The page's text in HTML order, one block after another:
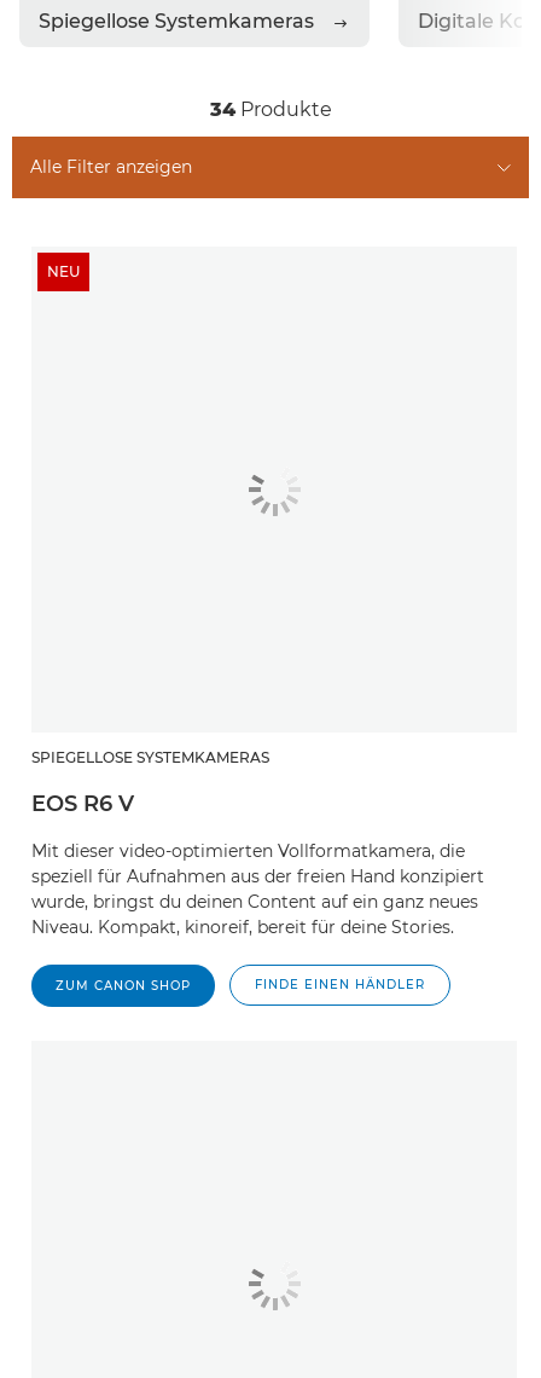
Spiegellose Systemkameras Digitale
34 Produkte
Alle Filter anzeigen
NEU
SPIEGELLOSE SYSTEMKAMERAS
EOS R6 V
Mit dieser video-optimierten Vollformatkamera, die
speziell für Aufnahmen aus der freien Hand konzipiert
wurde, bringst du deinen Content auf ein ganz neues
Niveau. Kompakt, kinoreif, bereit für deine Stories.
ZUM CANON SHOP FINDE EINEN HÄNDLER